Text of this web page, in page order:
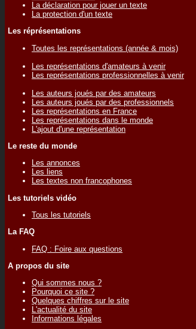
La déclaration pour jouer un texte
La protection d'un texte
Les réprésentations
Toutes les représentations (année & mois)
Les représentations d'amateurs à venir
Les représentations professionnelles à venir
Les auteurs joués par des amateurs
Les auteurs joués par des professionnels
Les représentations en France
Les représentations dans le monde
L'ajout d'une représentation
Le reste du monde
Les annonces
Les liens
Les textes non francophones
Les tutoriels vidéo
Tous les tutoriels
La FAQ
FAQ : Foire aux questions
A propos du site
Qui sommes nous ?
Pourquoi ce site ?
Quelques chiffres sur le site
L'actualité du site
Informations légales